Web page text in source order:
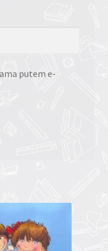
putem e-